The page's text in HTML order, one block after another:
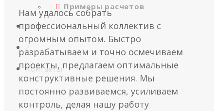
Примеры расчетов
Блог
?
Контакты
Нам удалось собрать
профессиональный коллектив с
огромным опытом. Быстро
разрабатываем и точно осмечиваем
проекты, предлагаем оптимальные
конструктивные решения. Мы
постоянно развиваемся, усиливаем
контроль, делая нашу работу